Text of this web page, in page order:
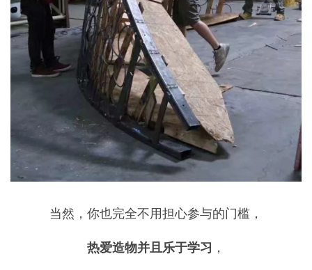
当然，你也完全不用担心参与的门槛，
热爱造物并且乐于学习 ，